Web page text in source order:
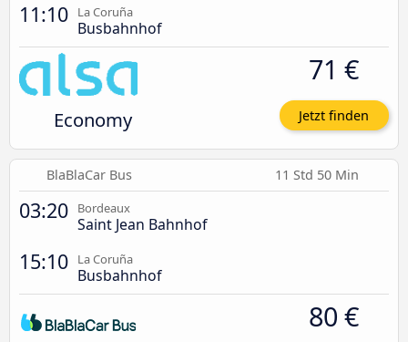
11:10 La Coruña
Busbahnhof
Economy
71 €
Jetzt finden
BlaBlaCar Bus 11 Std 50 Min
03:20 Bordeaux
Saint Jean Bahnhof
15:10 La Coruña
Busbahnhof
80 €